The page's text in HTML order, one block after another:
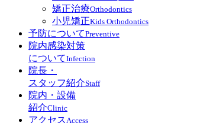
矯正治療Orthodontics
小児矯正Kids Orthodontics
予防についてPreventive
院内感染対策
についてInfection
院長・
スタッフ紹介Staff
院内・設備
紹介Clinic
アクセス Access